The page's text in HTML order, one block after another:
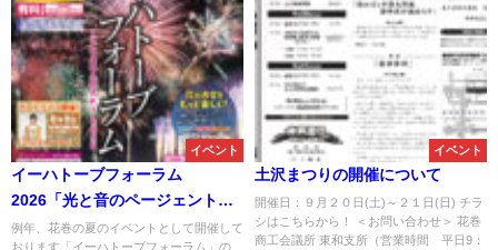
イベント
イーハトーブフォーラム
2026「光と音のページェント花
火ファンタジー」開催のお知ら
例年、花巻の夏のイベントとして開催して
おります「イーハトーブフォーラム」の
イベント
土沢まつりの開催について
開催日：９月２０日(土)～２１日(日) チラ
シはこちらから！ ＜お問い合わせ＞ 花巻
商工会議所 東和支所（営業時間 平日9：